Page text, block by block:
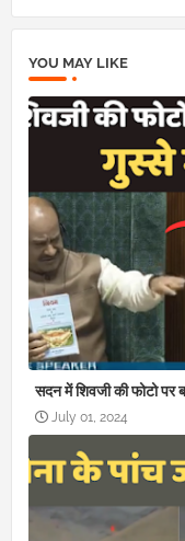
YOU MAY LIKE
सदन में शिवजी की फोटो पर
July 01, 2024